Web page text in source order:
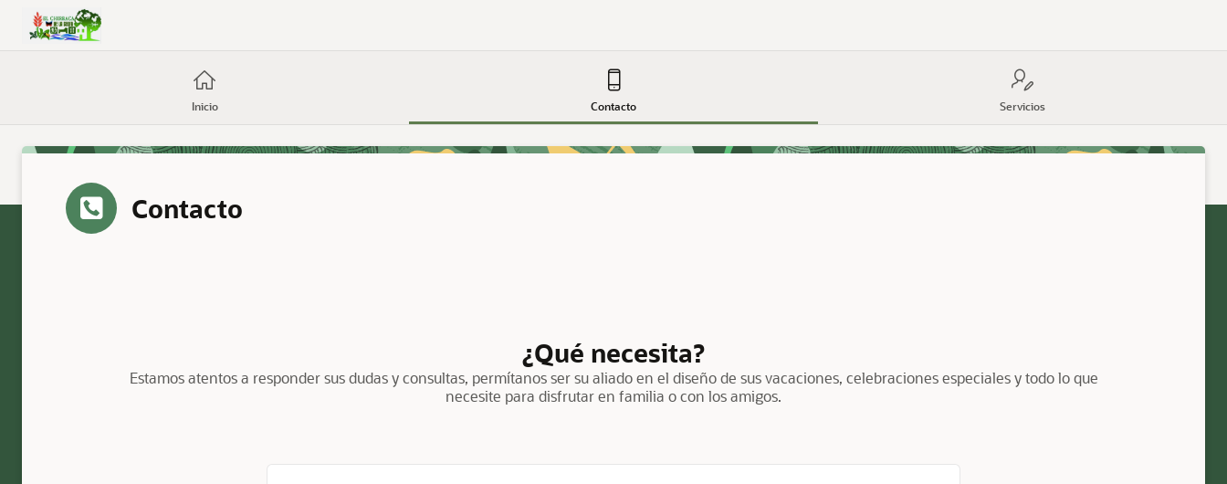
Skip to Main Content
Inicio Contacto Servicios
Contacto
¿Qué necesita?
Estamos atentos a responder sus dudas y consultas, permítanos ser su aliado en el diseño de sus vacaciones, celebraciones especiales y todo lo que
necesite para disfrutar en familia o con los amigos.